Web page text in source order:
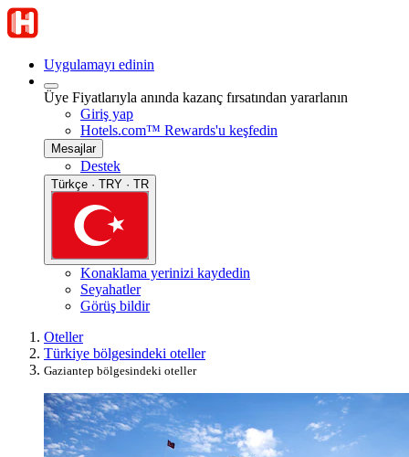
Uygulamayı edinin
Üye Fiyatlarıyla anında kazanç fırsatından yararlanın
Giriş yap
Hotels.com™ Rewards'u keşfedin
Mesajlar
Destek
Türkçe · TRY · TR
Konaklama yerinizi kaydedin
Seyahatler
Görüş bildir
Oteller
Türkiye bölgesindeki oteller
Gaziantep bölgesindeki oteller